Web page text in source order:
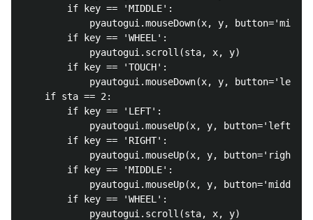
        if key == 'MIDDLE':
pyautogui.mouseDown(x, y,
        if key == 'WHEEL':
            pyautogui.scroll(sta, x, y)
        if key == 'TOUCH':
            pyautogui.mouseDown(x, y, button='left')
    if sta == 2:
        if key == 'LEFT':
            pyautogui.mouseUp(x, y, button='left')
        if key == 'RIGHT':
            pyautogui.mouseUp(x, y, button='right')
        if key == 'MIDDLE':
            pyautogui.mouseUp(x, y, button='middle')
        if key == 'WHEEL':
            pyautogui.scroll(sta, x, y)